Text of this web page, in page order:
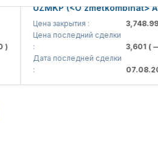
UZMKP (<O'zmetkombinat> AJ)
Цена закрытия :
3,748.99
Цена последний сделки
( — 0.0 )
Дата последней сделки
07.08.2026